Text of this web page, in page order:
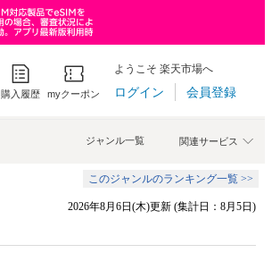
購入履歴 myクーポン
ようこそ 楽天市場へ
ログイン 会員登録
関連サービス
ジャンル一覧
このジャンルのランキング一覧 >>
2026年8月6日(木)更新 (集計日：8月5日)